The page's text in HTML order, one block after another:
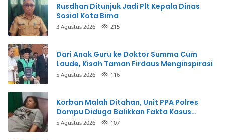
Rusdhan Ditunjuk Jadi Plt Kepala Dinas
Sosial Kota Bima
3 Agustus 2026 215
Dari Anak Guru ke Doktor Summa Cum
Laude, Kisah Taman Firdaus Menginspirasi
5 Agustus 2026 116
Korban Malah Ditahan, Unit PPA Polres
Dompu Diduga Balikkan Fakta Kasus
Penganiayaan
5 Agustus 2026 107